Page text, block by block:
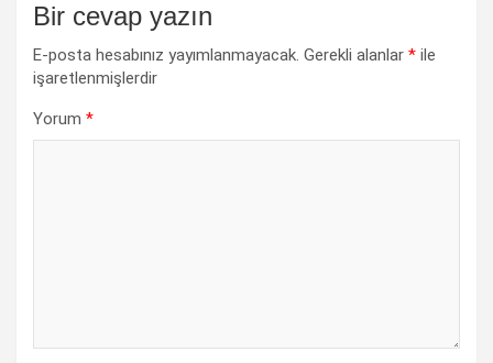
Bir cevap yazın
E-posta hesabınız yayımlanmayacak. Gerekli alanlar * ile
işaretlenmişlerdir
Yorum *